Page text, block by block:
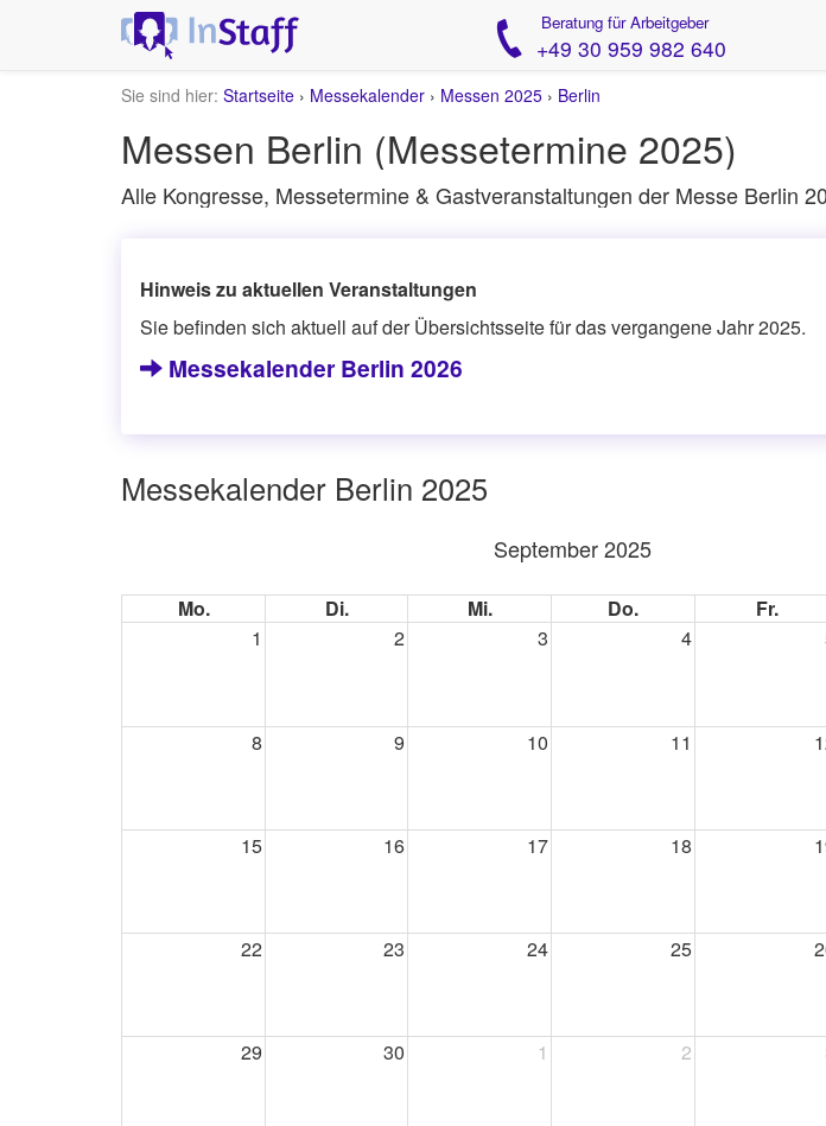
Beratung für Arbeitgeber
+49 30 959 982 640
Sie sind hier: Startseite › Messekalender › Messen 2025 › Berlin
Messen Berlin (Messetermine 2025)
Alle Kongresse, Messetermine & Gastveranstaltungen der Messe Berlin
Hinweis zu aktuellen Veranstaltungen
Sie befinden sich aktuell auf der Übersichtsseite für das vergangene Jahr 2025.
Messekalender Berlin 2026
Messekalender Berlin 2025
September 2025
Mo. Di. Mi. Do. Fr.
1
2 3 4
8 9 10 11
15 16 17 18
22 23 24 25
29 30 1 2